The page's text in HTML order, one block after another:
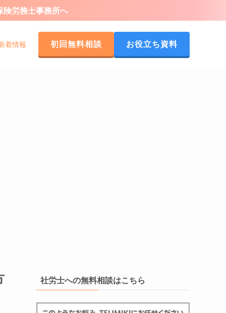
労務士事務所へ
着情報 初回無料相談 お役立ち資料
社労士への無料相談はこちら